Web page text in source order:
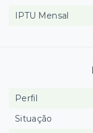
IPTU Mensal
Perfil
Situação